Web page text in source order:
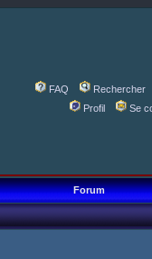
FAQ
Rechercher
Profil
Se
Forum